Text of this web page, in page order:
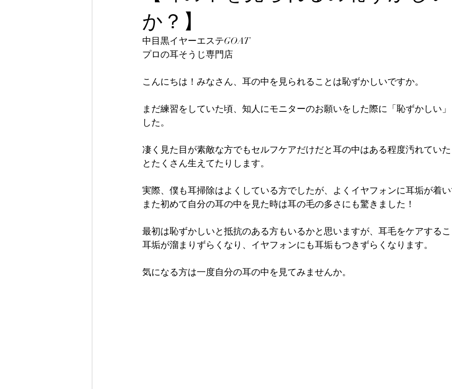
か？】
中目黒イヤーエステGOAT
プロの耳そうじ専門店
こんにちは！みなさん、耳の中を見られることは恥ずかしいですか。
まだ練習をしていた頃、知人にモニターのお願いをした際に「恥ずかしい
した。
凄く見た目が素敵な方でもセルフケアだけだと耳の中はある程度汚れてい
とたくさん生えてたりします。
実際、僕も耳掃除はよくしている方でしたが、よくイヤフォンに耳垢が着い
また初めて自分の耳の中を見た時は耳の毛の多さにも驚きました！
最初は恥ずかしいと抵抗のある方もいるかと思いますが、耳毛をケアする
耳垢が溜まりずらくなり、イヤフォンにも耳垢もつきずらくなります。
気になる方は一度自分の耳の中を見てみませんか。